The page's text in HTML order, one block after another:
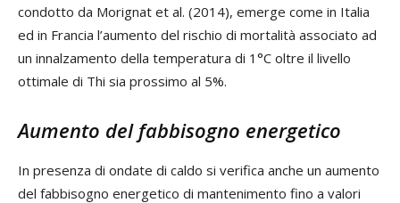
condotto da Morignat et al. (2014), emerge come in Italia
ed in Francia l’aumento del rischio di mortalità associato ad
un innalzamento della temperatura di 1°C oltre il livello
ottimale di Thi sia prossimo al 5%.
Aumento del fabbisogno energetico
In presenza di ondate di caldo si verifica anche un aumento
del fabbisogno energetico di mantenimento fino a valori